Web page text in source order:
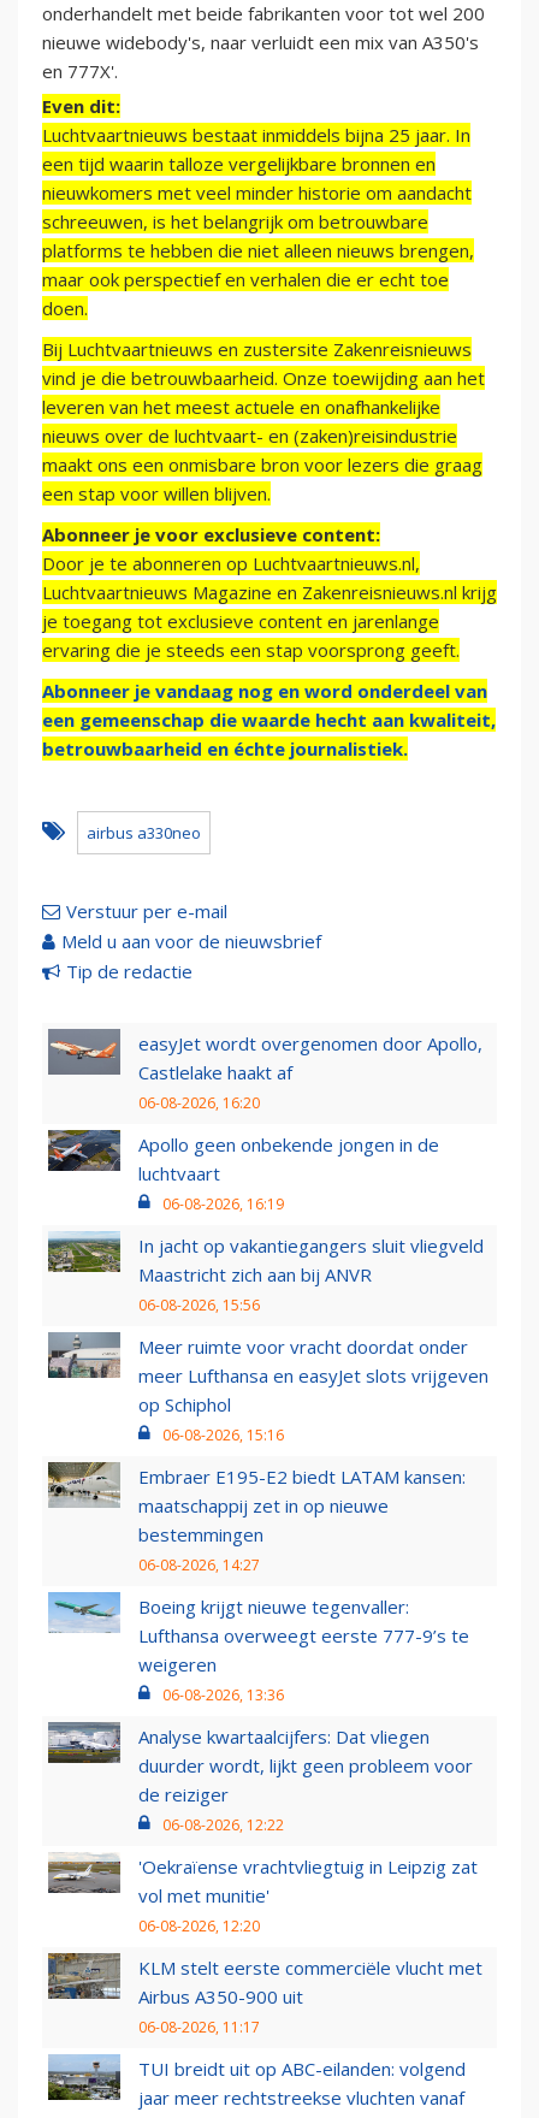
onderhandelt met beide fabrikanten voor tot wel 200
nieuwe widebody's, naar verluidt een mix van A350's
en 777X'.
Even dit:
Luchtvaartnieuws bestaat inmiddels bijna 25 jaar. In
een tijd waarin talloze vergelijkbare bronnen en
nieuwkomers met veel minder historie om aandacht
schreeuwen, is het belangrijk om betrouwbare
platforms te hebben die niet alleen nieuws brengen,
maar ook perspectief en verhalen die er echt toe
doen.
Bij Luchtvaartnieuws en zustersite Zakenreisnieuws
vind je die betrouwbaarheid. Onze toewijding aan het
leveren van het meest actuele en onafhankelijke
nieuws over de luchtvaart- en (zaken)reisindustrie
maakt ons een onmisbare bron voor lezers die graag
een stap voor willen blijven.
Abonneer je voor exclusieve content:
Door je te abonneren op Luchtvaartnieuws.nl,
Luchtvaartnieuws Magazine en Zakenreisnieuws.nl krijg
je toegang tot exclusieve content en jarenlange
ervaring die je steeds een stap voorsprong geeft.
Abonneer je vandaag nog en word onderdeel van
een gemeenschap die waarde hecht aan kwaliteit,
betrouwbaarheid en échte journalistiek.
airbus a330neo
Verstuur per e-mail
Meld u aan voor de nieuwsbrief
Tip de redactie
easyJet wordt overgenomen door Apollo,
Castlelake haakt af
06-08-2026, 16:20
Apollo geen onbekende jongen in de
luchtvaart
06-08-2026, 16:19
In jacht op vakantiegangers sluit vliegveld
Maastricht zich aan bij ANVR
06-08-2026, 15:56
Meer ruimte voor vracht doordat onder
meer Lufthansa en easyJet slots vrijgeven
op Schiphol
06-08-2026, 15:16
Embraer E195-E2 biedt LATAM kansen:
maatschappij zet in op nieuwe
bestemmingen
06-08-2026, 14:27
Boeing krijgt nieuwe tegenvaller:
Lufthansa overweegt eerste 777-9’s te
weigeren
06-08-2026, 13:36
Analyse kwartaalcijfers: Dat vliegen
duurder wordt, lijkt geen probleem voor
de reiziger
06-08-2026, 12:22
'Oekraïense vrachtvliegtuig in Leipzig zat
vol met munitie'
06-08-2026, 12:20
KLM stelt eerste commerciële vlucht met
Airbus A350-900 uit
06-08-2026, 11:17
TUI breidt uit op ABC-eilanden: volgend
jaar meer rechtstreekse vluchten vanaf